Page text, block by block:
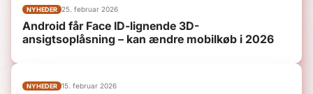
NYHEDER 25. februar 2026
Android får Face ID-lignende 3D-
ansigtsoplåsning – kan ændre mobilkøb i 2026
NYHEDER 15. februar 2026